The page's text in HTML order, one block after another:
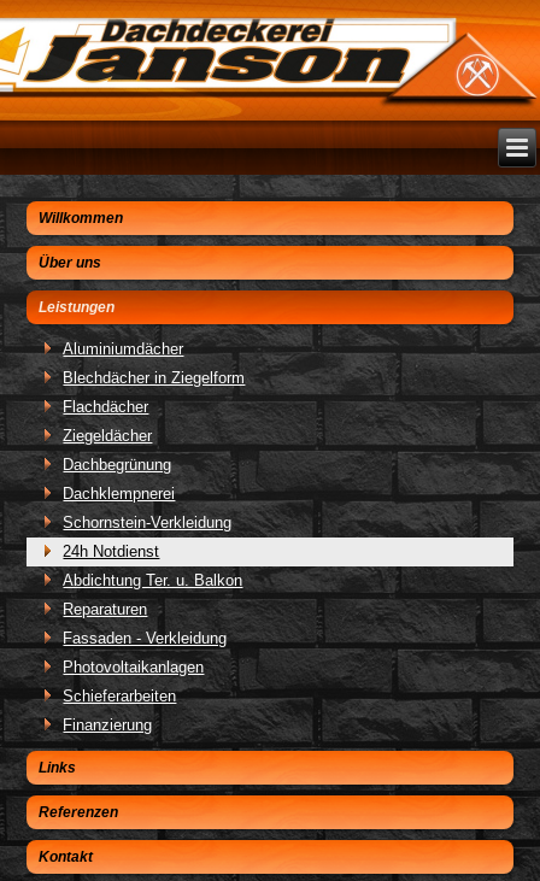
Willkommen
Über uns
Leistungen
Aluminiumdächer
Blechdächer in Ziegelform
Flachdächer
Ziegeldächer
Dachbegrünung
Dachklempnerei
Schornstein-Verkleidung
24h Notdienst
Abdichtung Ter. u. Balkon
Reparaturen
Fassaden - Verkleidung
Photovoltaikanlagen
Schieferarbeiten
Finanzierung
Links
Referenzen
Kontakt